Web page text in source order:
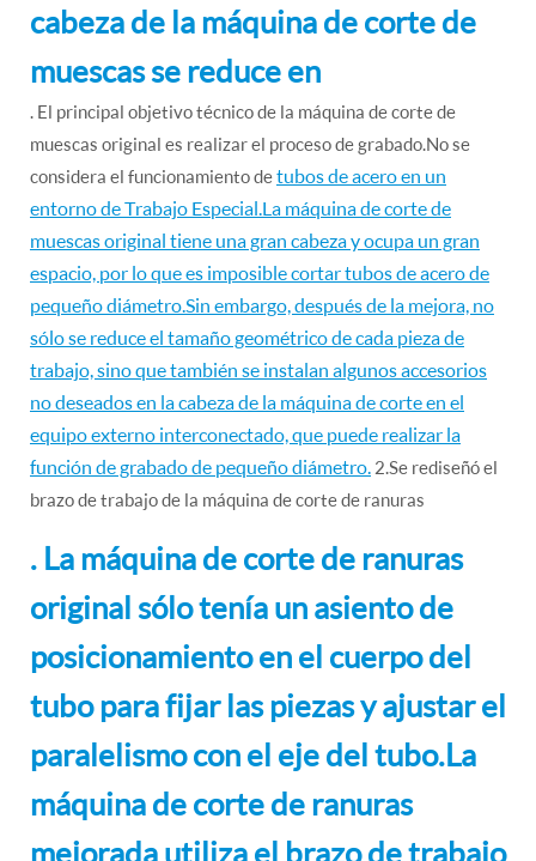
cabeza de la máquina de corte de
muescas se reduce en
. El principal objetivo técnico de la máquina de corte de
muescas original es realizar el proceso de grabado.No se
considera el funcionamiento detubos de acero en un
entorno de Trabajo Especial.La máquina de corte de
muescas original tiene una gran cabeza y ocupa un gran
espacio, por lo que es imposible cortar tubos de acero de
pequeño diámetro.Sin embargo, después de la mejora, no
sólo se reduce el tamaño geométrico de cada pieza de
trabajo, sino que también se instalan algunos accesorios
no deseados en la cabeza de la máquina de corte en el
equipo externo interconectado, que puede realizar la
función de grabado de pequeño diámetro. 2.Se rediseñó el
brazo de trabajo de la máquina de corte de ranuras
. La máquina de corte de ranuras
original sólo tenía un asiento de
posicionamiento en el cuerpo del
tubo para fijar las piezas y ajustar el
paralelismo con el eje del tubo.La
máquina de corte de ranuras
mejorada utiliza el brazo de trabajo